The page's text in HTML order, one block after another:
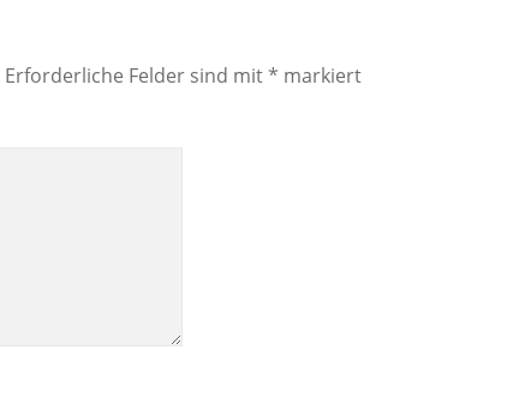
Erforderliche Felder sind mit* markiert